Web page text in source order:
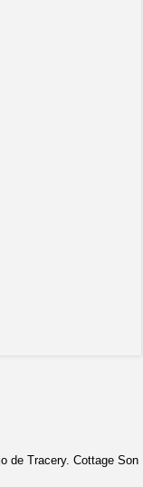
de Tracery. Cottage Son